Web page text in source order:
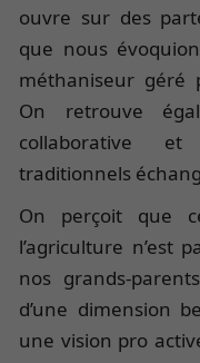
ouvre sur des
que nous
méthaniseur géré
On retrouve
collaborative
traditionnels
On perçoit que
l’agriculture n’est
nos grands-
d’une dimension
une vision pro